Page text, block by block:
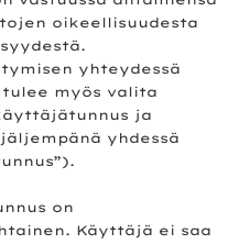
oikeellisuudesta
yhteydessä
myös valita
ja
yhdessä
on
Käyttäjä ei saa